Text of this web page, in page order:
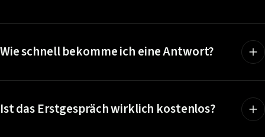
Wie schnell bekomme ich eine Antwort?
Ist das Erstgespräch wirklich kostenlos?